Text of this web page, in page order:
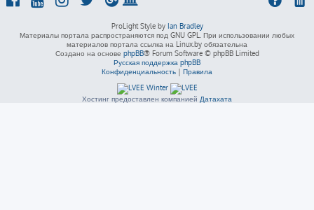
ProLight Style by Ian Bradley
Материалы портала распространяются под GNU GPL. При использовании любых
материалов портала ссылка на Linux.by обязательна
Создано на основе phpBB® Forum Software © phpBB Limited
Русская поддержка phpBB
Конфиденциальность | Правила
Хостинг предоставлен компанией Датахата